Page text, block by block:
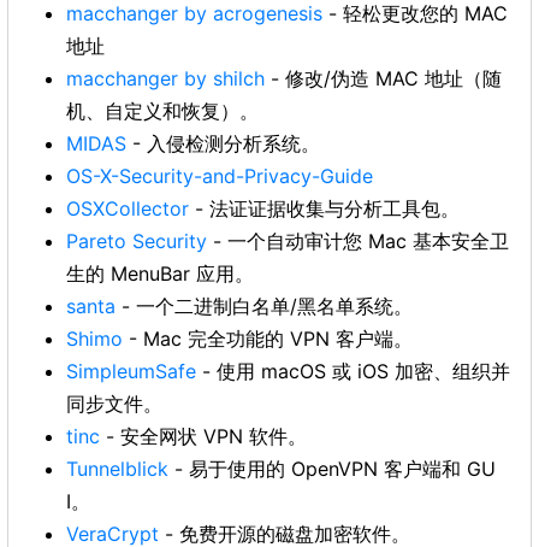
macchanger by acrogenesis - 轻松更改您的 MAC
地址
macchanger by shilch - 修改/伪造 MAC 地址（随
机、自定义和恢复）。
MIDAS - 入侵检测分析系统。
OS-X-Security-and-Privacy-Guide
OSXCollector - 法证证据收集与分析工具包。
Pareto Security - 一个自动审计您 Mac 基本安全卫
生的 MenuBar 应用。
santa - 一个二进制白名单/黑名单系统。
Shimo - Mac 完全功能的 VPN 客户端。
SimpleumSafe - 使用 macOS 或 iOS 加密、组织并
同步文件。
tinc - 安全网状 VPN 软件。
Tunnelblick - 易于使用的 OpenVPN 客户端和 GU
I。
VeraCrypt - 免费开源的磁盘加密软件。